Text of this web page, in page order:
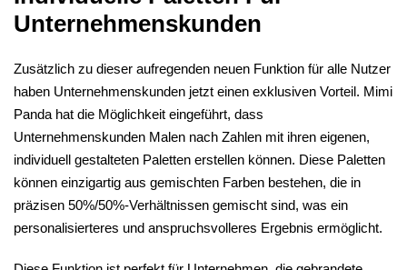
Unternehmenskunden
Zusätzlich zu dieser aufregenden neuen Funktion für alle Nutzer
haben Unternehmenskunden jetzt einen exklusiven Vorteil. Mimi
Panda hat die Möglichkeit eingeführt, dass
Unternehmenskunden Malen nach Zahlen mit ihren eigenen,
individuell gestalteten Paletten erstellen können. Diese Paletten
können einzigartig aus gemischten Farben bestehen, die in
präzisen 50%/50%-Verhältnissen gemischt sind, was ein
personalisierteres und anspruchsvolleres Ergebnis ermöglicht.